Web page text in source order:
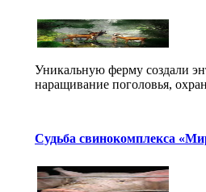
Уникальную ферму создали
наращивание поголовья,
Судьба свинокомплекса